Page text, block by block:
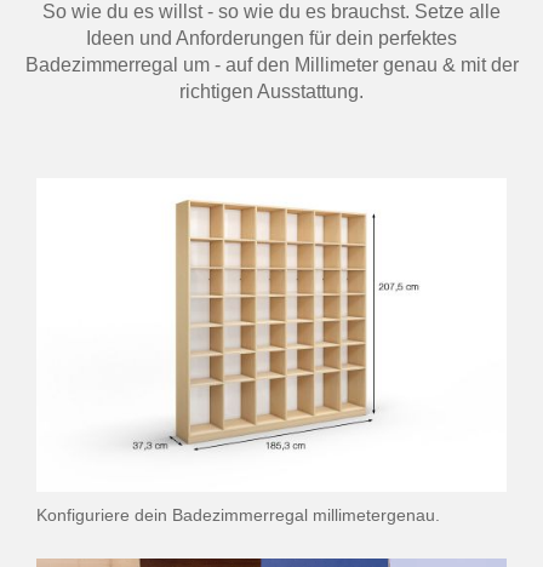
So wie du es willst - so wie du es brauchst. Setze alle
Ideen und Anforderungen für dein perfektes
Badezimmerregal um - auf den Millimeter genau & mit der
richtigen Ausstattung.
Konfiguriere dein Badezimmerregal millimetergenau.